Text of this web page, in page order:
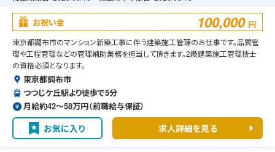
お祝い金 100,000 円
東京都調布市のマンション新築工事に伴う建築施工管理のお仕事です。品質管
理や工程管理などの管理補助業務を担当して頂きます。2級建築施工管理技士
の資格必須となります。
東京都調布市
つつじケ丘駅より徒歩で5分
月給約42〜58万円（前職給与保証）
お気に入り 求人詳細を見る